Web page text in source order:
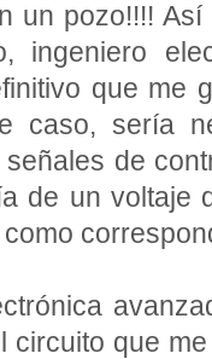
un pozo!!!!
ingeniero
que me
caso, sería
de
de un voltaje
circuito que